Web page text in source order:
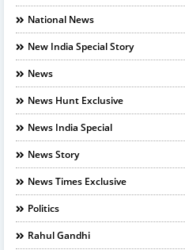
National News
New India Special Story
News
News Hunt Exclusive
News India Special
News Story
News Times Exclusive
Politics
Rahul Gandhi